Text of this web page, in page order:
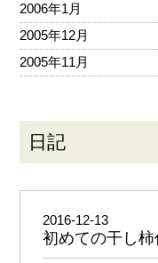
2006年1月
2005年12月
2005年11月
日記
2016-12-13
初めての干し